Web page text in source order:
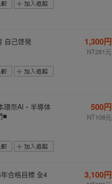
自己啓発 1,300円
NT281元
奈AI・半導体
■
500円
NT108元
合格目標 全4
3,100円